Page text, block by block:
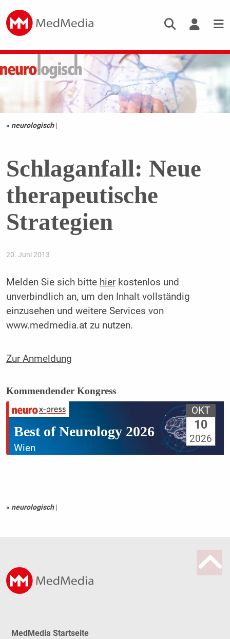
« neurologisch |
Schlaganfall: Neue
therapeutische
Strategien
20. Juni 2013
Melden Sie sich bitte hierkostenlos und
unverbindlich an, um den Inhalt vollständig
einzusehen und weitere Services von
www.medmedia.at zu nutzen.
Zur Anmeldung
Kommendender Kongress
Best of Neurology 2026
Wien
OKT
10
2026
« neurologisch |
MedMedia Startseite